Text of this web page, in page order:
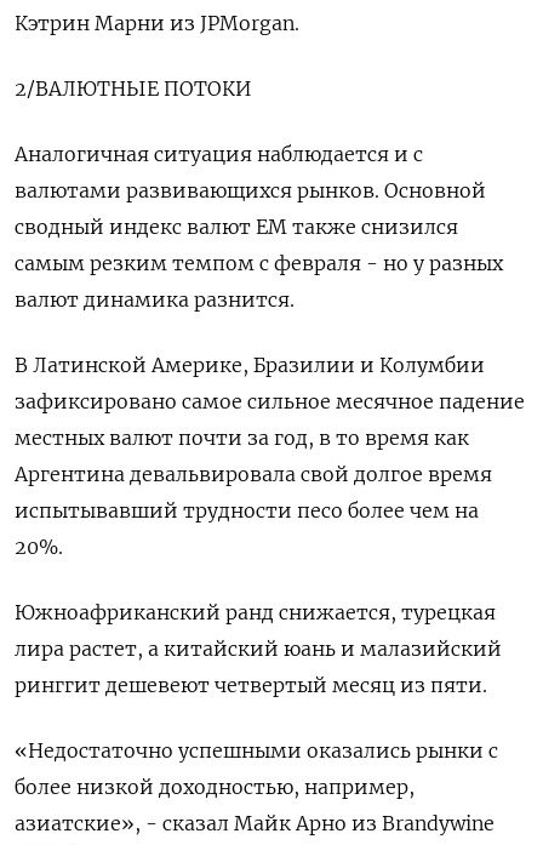
Кэтрин Марни из JPMorgan.
2/ВАЛЮТНЫЕ ПОТОКИ
Аналогичная ситуация наблюдается и с
валютами развивающихся рынков. Основной
сводный индекс валют EM также снизился
самым резким темпом с февраля - но у разных
валют динамика разнится.
В Латинской Америке, Бразилии и Колумбии
зафиксировано самое сильное месячное падение
местных валют почти за год, в то время как
Аргентина девальвировала свой долгое время
испытывавший трудности песо более чем на
20%.
Южноафриканский ранд снижается, турецкая
лира растет, а китайский юань и малазийский
ринггит дешевеют четвертый месяц из пяти.
«Недостаточно успешными оказались рынки с
более низкой доходностью, например,
азиатские», - сказал Майк Арно из Brandywine